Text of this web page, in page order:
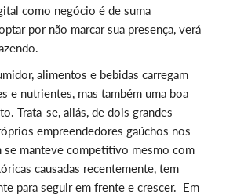
como negócio é de suma
por não marcar sua presença, verá
alimentos e bebidas carregam
e nutrientes, mas também uma boa
Trata-se, aliás, de dois grandes
empreendedores gaúchos nos
se manteve competitivo mesmo com
causadas recentemente, tem
para seguir em frente e crescer. Em